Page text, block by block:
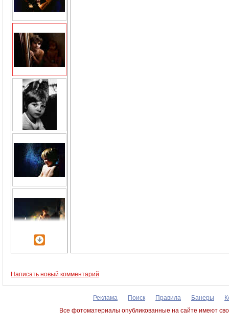
Написать новый комментарий
Реклама Поиск Правила Банеры
Все фотоматериалы опубликованные на сайте имеют